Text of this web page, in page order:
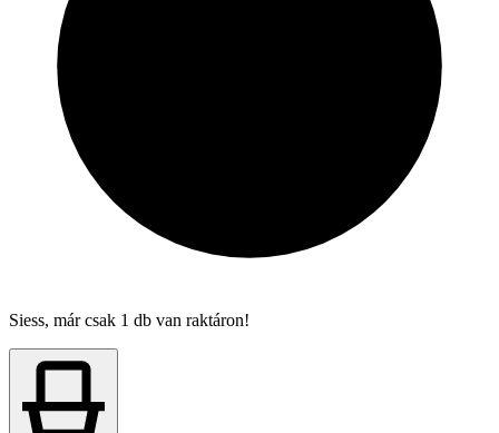
Siess, már csak 1 db van raktáron!